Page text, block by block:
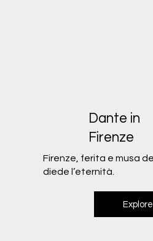
Dante in
Firenze
Firenze, ferita e musa
diede l’eternità.
Explore